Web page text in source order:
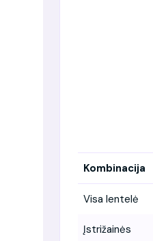
Kombinacija
Visa lentelė
Įstrižainės